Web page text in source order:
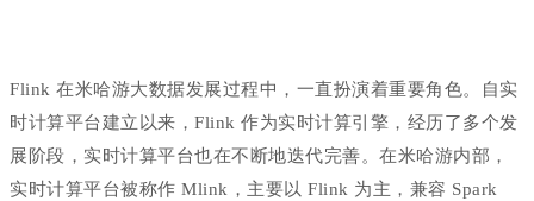
Flink 在米哈游大数据发展过程中，一直扮演着重要角色。自实
时计算平台建立以来，Flink 作为实时计算引擎，经历了多个发
展阶段，实时计算平台也在不断地迭代完善。在米哈游内部，
实时计算平台被称作 Mlink，主要以 Flink 为主，兼容 Spark